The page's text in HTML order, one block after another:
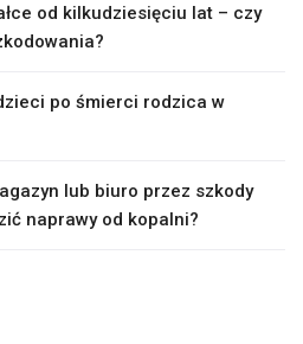
od kilkudziesięciu lat – czy
po śmierci rodzica w
lub biuro przez szkody
naprawy od kopalni?